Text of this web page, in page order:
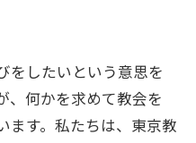
をしたいという意思を
、何かを求めて教会を
ます。私たちは、東京教